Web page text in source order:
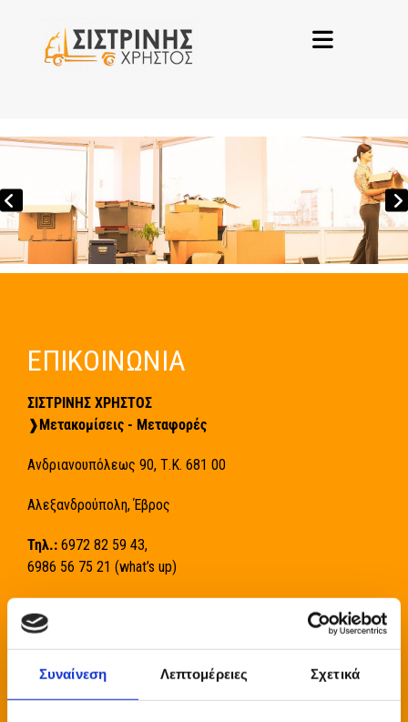
Συναίνεση Λεπτομέρειες Σχετικά
ΕΠΙΚΟΙΝΩΝΙΑ
ΣΙΣΤΡΙΝΗΣ ΧΡΗΣΤΟΣ
❱ Μετακομίσεις - Μεταφορές
Ανδριανουπόλεως 90, Τ.Κ. 681 00
Αλεξανδρούπολη, Έβρος
Τηλ.: 6972 82 59 43,
6986 56 75 21 (what’s up)
Ωράριο Λειτουργίας:
24 ώρες το 24ωρο,